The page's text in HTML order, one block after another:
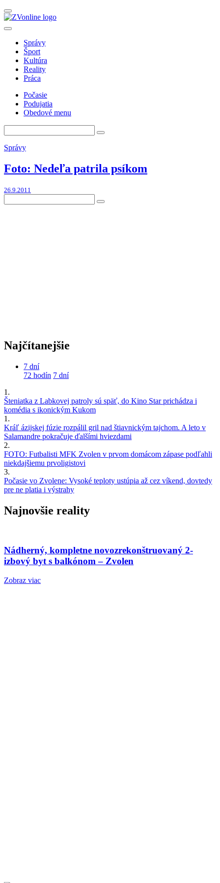
Správy
Šport
Kultúra
Reality
Práca
Počasie
Podujatia
Obedové menu
Správy
Foto: Nedeľa patrila psíkom
26.9.2011
Najčítanejšie
7 dní
72 hodín 7 dní
1.
Šteniatka z Labkovej patroly sú späť, do Kino Star prichádza i
komédia s ikonickým Kukom
1.
Kráľ ázijskej fúzie rozpálil gril nad štiavnickým tajchom. A leto v
Salamandre pokračuje ďalšími hviezdami
2.
FOTO: Futbalisti MFK Zvolen v prvom domácom zápase podľahli
niekdajšiemu prvoligistovi
3.
Počasie vo Zvolene: Vysoké teploty ustúpia až cez víkend, dovtedy
pre ne platia i výstrahy
Najnovšie reality
Nádherný, kompletne novozrekonštruovaný 2-
izbový byt s balkónom – Zvolen
Zobraz viac